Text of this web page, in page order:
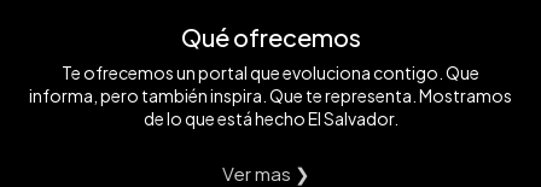
Qué ofrecemos
Te ofrecemos un portal que evoluciona contigo. Que
informa, pero también inspira. Que te representa. Mostramos
de lo que está hecho El Salvador.
Ver mas ❯